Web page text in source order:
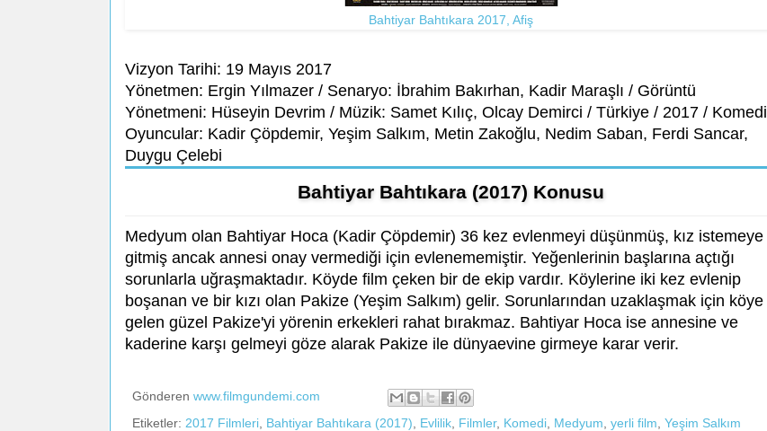
Bahtiyar Bahtıkara 2017, Afiş
Vizyon Tarihi: 19 Mayıs 2017
Yönetmen: Ergin Yılmazer / Senaryo: İbrahim Bakırhan, Kadir Maraşlı / Görüntü
Yönetmeni: Hüseyin Devrim / Müzik: Samet Kılıç, Olcay Demirci / Türkiye / 2017 / Komedi
Oyuncular: Kadir Çöpdemir, Yeşim Salkım, Metin Zakoğlu, Nedim Saban, Ferdi Sancar,
Duygu Çelebi
Bahtiyar Bahtıkara (2017) Konusu
Medyum olan Bahtiyar Hoca (Kadir Çöpdemir) 36 kez evlenmeyi düşünmüş, kız istemeye
gitmiş ancak annesi onay vermediği için evlenememiştir. Yeğenlerinin başlarına açtığı
sorunlarla uğraşmaktadır. Köyde film çeken bir de ekip vardır. Köylerine iki kez evlenip
boşanan ve bir kızı olan Pakize (Yeşim Salkım) gelir. Sorunlarından uzaklaşmak için köye
gelen güzel Pakize'yi yörenin erkekleri rahat bırakmaz. Bahtiyar Hoca ise annesine ve
kaderine karşı gelmeyi göze alarak Pakize ile dünyaevine girmeye karar verir.
Gönderen www.filmgundemi.com
Etiketler: 2017 Filmleri Bahtiyar Bahtıkara (2017) Evlilik Filmler, Komedi Medyum yerli film Yeşim Salkım